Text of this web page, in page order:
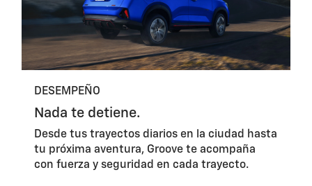
DESEMPEÑO
Nada te detiene.
Desde tus trayectos diarios en la ciudad hasta
tu próxima aventura, Groove te acompaña
con fuerza y seguridad en cada trayecto.